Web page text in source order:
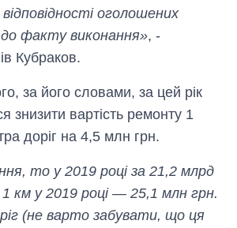
відповідності оголошених
до факту виконання», -
Кубраков.
за його словами, за цей рік
знизити вартість ремонту 1
доріг на 4,5 млн грн.
то у 2019 році за 21,2 млрд
км у 2019 році — 25,1 млн грн.
(не варто забувати, що ця
Від 1 місяця – до 5
посаду керівника
СЗР